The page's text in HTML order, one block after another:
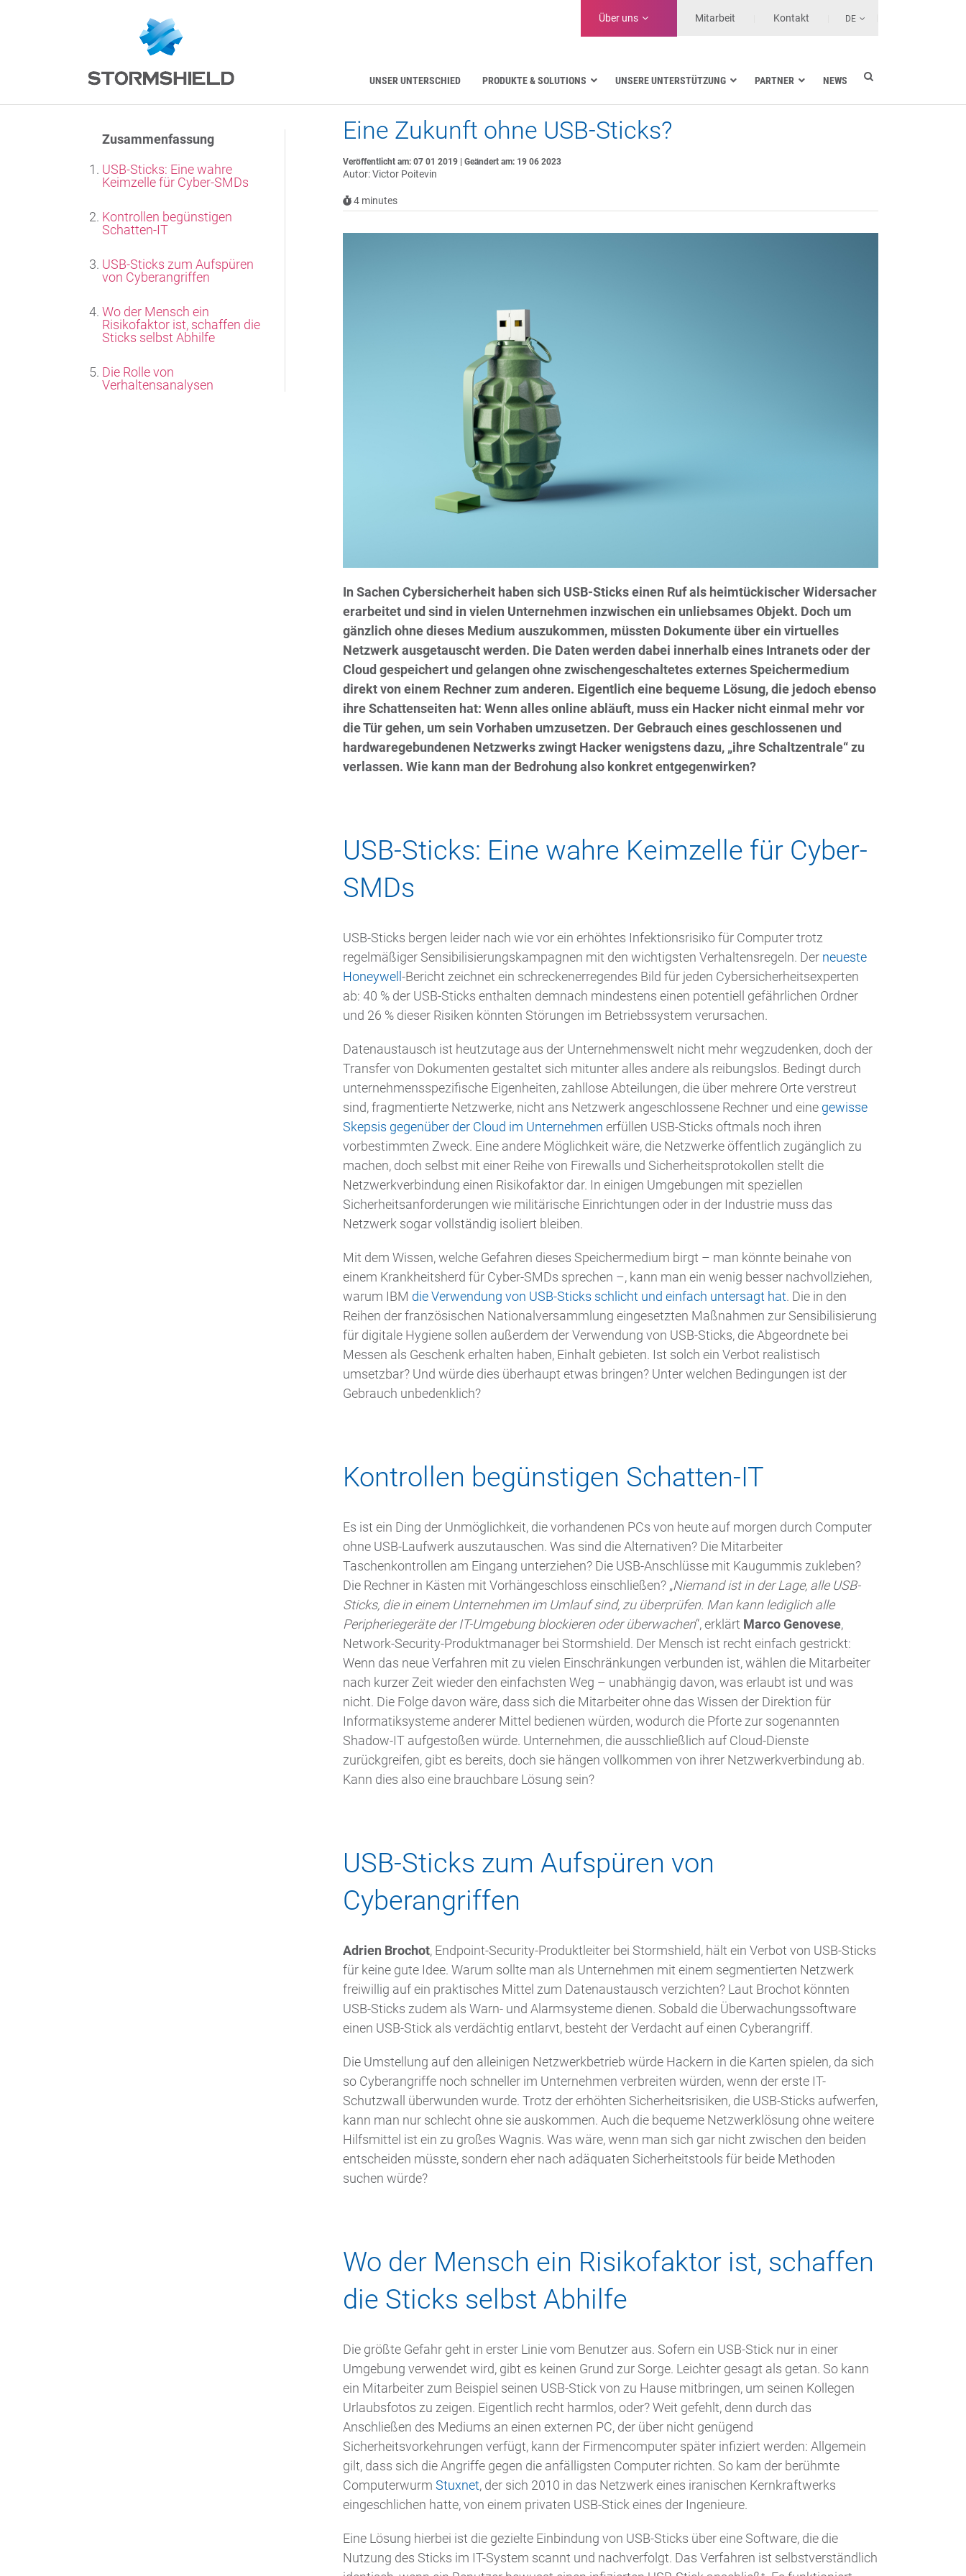
Über uns Mitarbeit Kontakt DE
UNSER UNTERSCHIED PRODUKTE & SOLUTIONS
Luftfahrt
Öffentliche Verwaltung
Kritische Kommunikation
Logistik
UNSERE UNTERSTÜTZUNG PARTNER NEWS
Zusammenfassung
USB-Sticks: Eine wahre
Keimzelle für Cyber-SMDs
Kontrollen begünstigen
Schatten-IT
USB-Sticks zum Aufspüren
von Cyberangriffen
Wo der Mensch ein
Risikofaktor ist, schaffen die
Sticks selbst Abhilfe
Die Rolle von
Verhaltensanalysen
Eine Zukunft ohne USB-Sticks?
Veröffentlicht am: 07 01 2019 | Geändert am: 19 06 2023
Autor: Victor Poitevin
4 minutes
In Sachen Cybersicherheit haben sich USB-Sticks einen Ruf als heimtückischer Widersacher
erarbeitet und sind in vielen Unternehmen inzwischen ein unliebsames Objekt. Doch um
gänzlich ohne dieses Medium auszukommen, müssten Dokumente über ein virtuelles
Netzwerk ausgetauscht werden. Die Daten werden dabei innerhalb eines Intranets oder der
Cloud gespeichert und gelangen ohne zwischengeschaltetes externes Speichermedium
direkt von einem Rechner zum anderen. Eigentlich eine bequeme Lösung, die jedoch ebenso
ihre Schattenseiten hat: Wenn alles online abläuft, muss ein Hacker nicht einmal mehr vor
die Tür gehen, um sein Vorhaben umzusetzen. Der Gebrauch eines geschlossenen und
hardwaregebundenen Netzwerks zwingt Hacker wenigstens dazu, „ihre Schaltzentrale“ zu
verlassen. Wie kann man der Bedrohung also konkret entgegenwirken?
USB-Sticks: Eine wahre Keimzelle für Cyber-
SMDs
USB-Sticks bergen leider nach wie vor ein erhöhtes Infektionsrisiko für Computer trotz
regelmäßiger Sensibilisierungskampagnen mit den wichtigsten Verhaltensregeln. Der neueste
Honeywell-Bericht zeichnet ein schreckenerregendes Bild für jeden Cybersicherheitsexperten
ab: 40 % der USB-Sticks enthalten demnach mindestens einen potentiell gefährlichen Ordner
und 26 % dieser Risiken könnten Störungen im Betriebssystem verursachen.
Datenaustausch ist heutzutage aus der Unternehmenswelt nicht mehr wegzudenken, doch der
Transfer von Dokumenten gestaltet sich mitunter alles andere als reibungslos. Bedingt durch
unternehmensspezifische Eigenheiten, zahllose Abteilungen, die über mehrere Orte verstreut
sind, fragmentierte Netzwerke, nicht ans Netzwerk angeschlossene Rechner und eine gewisse
Skepsis gegenüber der Cloud im Unternehmen erfüllen USB-Sticks oftmals noch ihren
vorbestimmten Zweck. Eine andere Möglichkeit wäre, die Netzwerke öffentlich zugänglich zu
machen, doch selbst mit einer Reihe von Firewalls und Sicherheitsprotokollen stellt die
Netzwerkverbindung einen Risikofaktor dar. In einigen Umgebungen mit speziellen
Sicherheitsanforderungen wie militärische Einrichtungen oder in der Industrie muss das
Netzwerk sogar vollständig isoliert bleiben.
Mit dem Wissen, welche Gefahren dieses Speichermedium birgt – man könnte beinahe von
einem Krankheitsherd für Cyber-SMDs sprechen –, kann man ein wenig besser nachvollziehen,
warum IBM die Verwendung von USB-Sticks schlicht und einfach untersagt hat. Die in den
Reihen der französischen Nationalversammlung eingesetzten Maßnahmen zur Sensibilisierung
für digitale Hygiene sollen außerdem der Verwendung von USB-Sticks, die Abgeordnete bei
Messen als Geschenk erhalten haben, Einhalt gebieten. Ist solch ein Verbot realistisch
umsetzbar? Und würde dies überhaupt etwas bringen? Unter welchen Bedingungen ist der
Gebrauch unbedenklich?
Kontrollen begünstigen Schatten-IT
Es ist ein Ding der Unmöglichkeit, die vorhandenen PCs von heute auf morgen durch Computer
ohne USB-Laufwerk auszutauschen. Was sind die Alternativen? Die Mitarbeiter
Taschenkontrollen am Eingang unterziehen? Die USB-Anschlüsse mit Kaugummis zukleben?
Die Rechner in Kästen mit Vorhängeschloss einschließen? „Niemand ist in der Lage, alle USB-
Sticks, die in einem Unternehmen im Umlauf sind, zu überprüfen. Man kann lediglich alle
Peripheriegeräte der IT-Umgebung blockieren oder überwachen“, erklärt Marco Genovese,
Network-Security-Produktmanager bei Stormshield. Der Mensch ist recht einfach gestrickt:
Wenn das neue Verfahren mit zu vielen Einschränkungen verbunden ist, wählen die Mitarbeiter
nach kurzer Zeit wieder den einfachsten Weg – unabhängig davon, was erlaubt ist und was
nicht. Die Folge davon wäre, dass sich die Mitarbeiter ohne das Wissen der Direktion für
Informatiksysteme anderer Mittel bedienen würden, wodurch die Pforte zur sogenannten
Shadow-IT aufgestoßen würde. Unternehmen, die ausschließlich auf Cloud-Dienste
zurückgreifen, gibt es bereits, doch sie hängen vollkommen von ihrer Netzwerkverbindung ab.
Kann dies also eine brauchbare Lösung sein?
USB-Sticks zum Aufspüren von
Cyberangriffen
Adrien Brochot, Endpoint-Security-Produktleiter bei Stormshield, hält ein Verbot von USB-Sticks
für keine gute Idee. Warum sollte man als Unternehmen mit einem segmentierten Netzwerk
freiwillig auf ein praktisches Mittel zum Datenaustausch verzichten? Laut Brochot könnten
USB-Sticks zudem als Warn- und Alarmsysteme dienen. Sobald die Überwachungssoftware
einen USB-Stick als verdächtig entlarvt, besteht der Verdacht auf einen Cyberangriff.
Die Umstellung auf den alleinigen Netzwerkbetrieb würde Hackern in die Karten spielen, da sich
so Cyberangriffe noch schneller im Unternehmen verbreiten würden, wenn der erste IT-
Schutzwall überwunden wurde. Trotz der erhöhten Sicherheitsrisiken, die USB-Sticks aufwerfen,
kann man nur schlecht ohne sie auskommen. Auch die bequeme Netzwerklösung ohne weitere
Hilfsmittel ist ein zu großes Wagnis. Was wäre, wenn man sich gar nicht zwischen den beiden
entscheiden müsste, sondern eher nach adäquaten Sicherheitstools für beide Methoden
suchen würde?
Wo der Mensch ein Risikofaktor ist, schaffen
die Sticks selbst Abhilfe
Die größte Gefahr geht in erster Linie vom Benutzer aus. Sofern ein USB-Stick nur in einer
Umgebung verwendet wird, gibt es keinen Grund zur Sorge. Leichter gesagt als getan. So kann
ein Mitarbeiter zum Beispiel seinen USB-Stick von zu Hause mitbringen, um seinen Kollegen
Urlaubsfotos zu zeigen. Eigentlich recht harmlos, oder? Weit gefehlt, denn durch das
Anschließen des Mediums an einen externen PC, der über nicht genügend
Sicherheitsvorkehrungen verfügt, kann der Firmencomputer später infiziert werden: Allgemein
gilt, dass sich die Angriffe gegen die anfälligsten Computer richten. So kam der berühmte
Computerwurm Stuxnet, der sich 2010 in das Netzwerk eines iranischen Kernkraftwerks
eingeschlichen hatte, von einem privaten USB-Stick eines der Ingenieure.
Eine Lösung hierbei ist die gezielte Einbindung von USB-Sticks über eine Software, die die
Nutzung des Sticks im IT-System scannt und nachverfolgt. Das Verfahren ist selbstverständlich